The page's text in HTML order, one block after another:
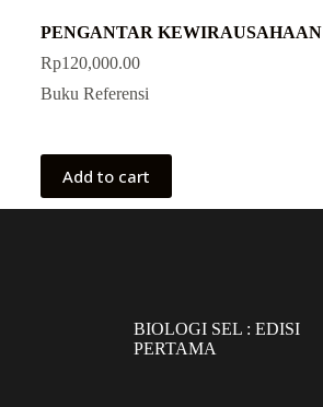
PENGANTAR KEWIRAUSAHAAN
Rp120,000.00
Buku Referensi
Add to cart
BIOLOGI SEL : EDISI
PERTAMA